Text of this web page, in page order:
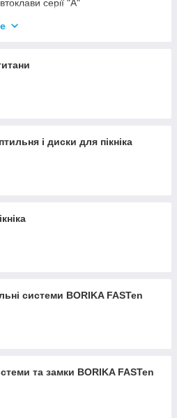
серії "А"
автоклавів
і диски для пікніка
системи BORIKA FASTen
та замки BORIKA FASTen